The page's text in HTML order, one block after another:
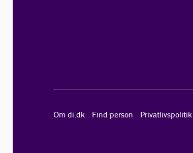
Om di.dk Find person Privatlivspolitik